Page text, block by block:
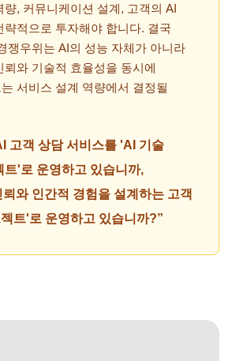
량, 커뮤니케이션 설계, 고객의 AI
략적으로 투자해야 합니다. 결국
쟁우위는 AI의 성능 자체가 아니라
뢰와 기술적 효율성을 동시에
서비스 설계 역량에서 결정될
고객 상담 서비스를 'AI 기술
트'로 운영하고 있습니까,
와 인간적 경험을 설계하는 고객
트'로 운영하고 있습니까?”